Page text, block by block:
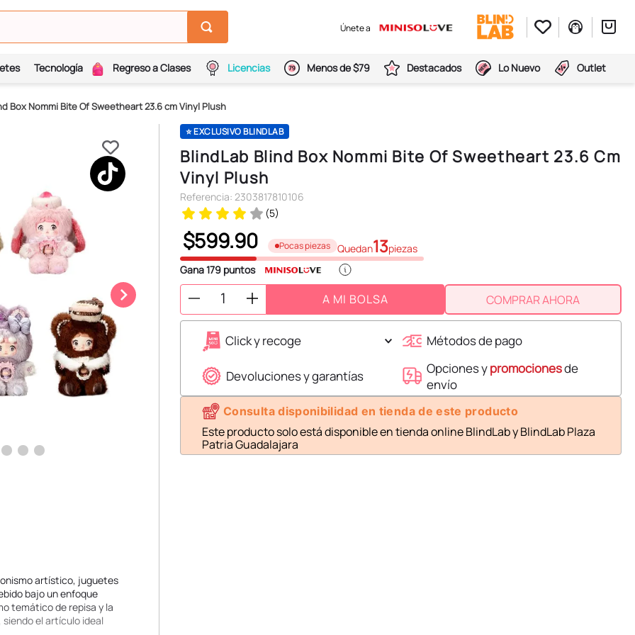
Únete a
Tecnología Regreso a Clases Licencias Menos de $79 Destacados Lo Nuevo Outlet
Box Nommi Bite Of Sweetheart 23.6 cm Vinyl Plush
artístico, juguetes
bajo un enfoque
temático de repisa y la
el artículo ideal
⭐ EXCLUSIVO BLINDLAB
BlindLab Blind Box Nommi Bite Of Sweetheart 23.6 Cm
Vinyl Plush
Referencia: 2303817810106
(5)
$599.90 Pocas piezas Quedan13piezas
Gana179 puntos
A MI BOLSA COMPRAR AHORA
Click y recoge Métodos de pago
Devoluciones y garantías Opciones ypromocionesde
envío
Consulta disponibilidad en tienda de este producto
Este producto solo está disponible en tienda online BlindLab y BlindLab Plaza
Patria Guadalajara